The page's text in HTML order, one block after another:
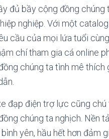
đủ bầy cộng đồng
nghiệp. Với một
cầu của mọi lứa tuổi
chí tham gia cá online
chúng ta tình mê
đạp điện trợ lực cũng
chúng ta nghịch. Nền
yên, hầu hết hơn đảm